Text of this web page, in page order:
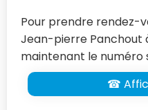
Pour prendre rendez-
Jean-pierre Panchout
maintenant le numéro
☎